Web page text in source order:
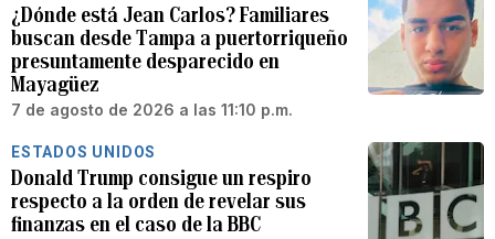
¿Dónde está Jean Carlos? Familiares
buscan desde Tampa a puertorriqueño
presuntamente desparecido en
Mayagüez
7 de agosto de 2026 a las 11:10 p.m.
ESTADOS UNIDOS
Donald Trump consigue un respiro
respecto a la orden de revelar sus
finanzas en el caso de la BBC